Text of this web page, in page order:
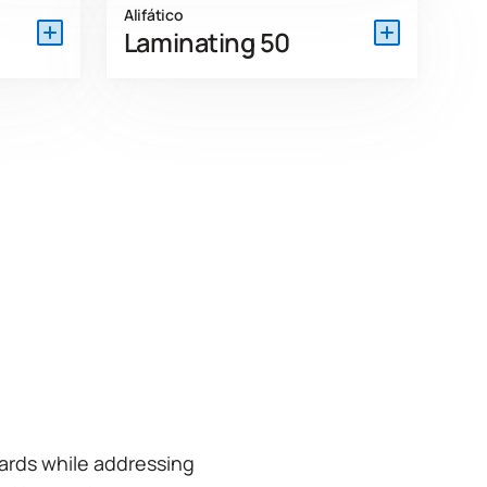
Alifático
Laminating 50
while addressing